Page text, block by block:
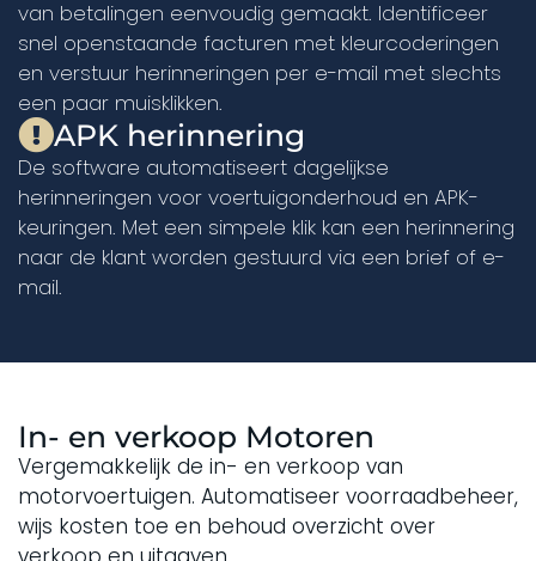
van betalingen eenvoudig gemaakt. Identificeer
snel openstaande facturen met kleurcoderingen
en verstuur herinneringen per e-mail met slechts
een paar muisklikken.
APK herinnering
De software automatiseert dagelijkse
herinneringen voor voertuigonderhoud en APK-
keuringen. Met een simpele klik kan een herinnering
naar de klant worden gestuurd via een brief of e-
mail.
In- en verkoop Motoren
Vergemakkelijk de in- en verkoop van
motorvoertuigen. Automatiseer voorraadbeheer,
wijs kosten toe en behoud overzicht over